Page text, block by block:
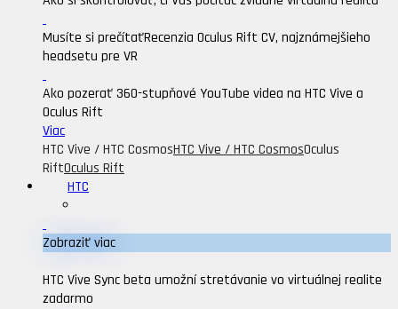
Musíte si prečítaťRecenzia Oculus Rift CV, najznámejšieho
headsetu pre VR
Ako pozerať 360-stupňové YouTube videa na HTC Vive a
Oculus Rift
Viac
HTC Vive / HTC CosmosHTC Vive / HTC CosmosOculus
RiftOculus Rift
HTC
Zobraziť viac
HTC Vive Sync beta umožní stretávanie vo virtuálnej realite
zadarmo